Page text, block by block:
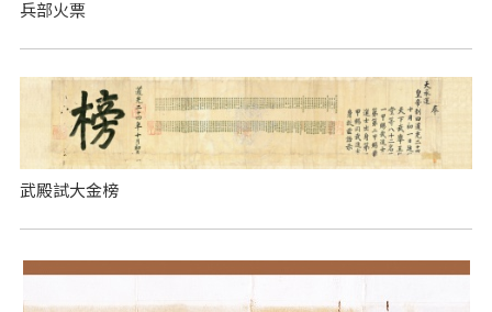
兵部火票
武殿試大金榜